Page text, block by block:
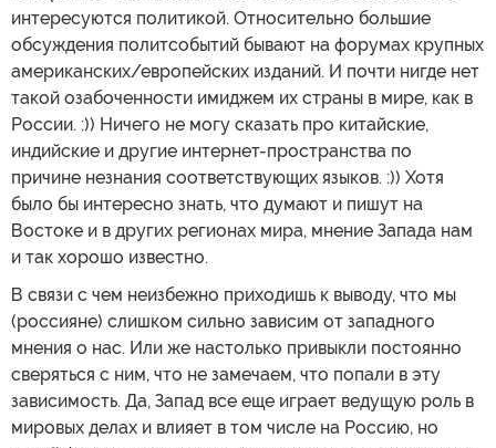
интересуются политикой. Относительно большие
обсуждения политсобытий бывают на форумах крупных
американских/европейских изданий. И почти нигде нет
такой озабоченности имиджем их страны в мире, как в
России. :)) Ничего не могу сказать про китайские,
индийские и другие интернет-пространства по
причине незнания соответствующих языков. :)) Хотя
было бы интересно знать, что думают и пишут на
Востоке и в других регионах мира, мнение Запада нам
и так хорошо известно.
В связи с чем неизбежно приходишь к выводу, что мы
(россияне) слишком сильно зависим от западного
мнения о нас. Или же настолько привыкли постоянно
сверяться с ним, что не замечаем, что попали в эту
зависимость. Да, Запад все еще играет ведущую роль в
мировых делах и влияет в том числе на Россию, но